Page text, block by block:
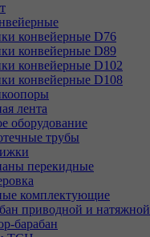
конвейерные D76
конвейерные D89
конвейерные D102
конвейерные D108
лента
оборудование
трубы
перекидные
комплектующие
приводной и натяжной
барабан